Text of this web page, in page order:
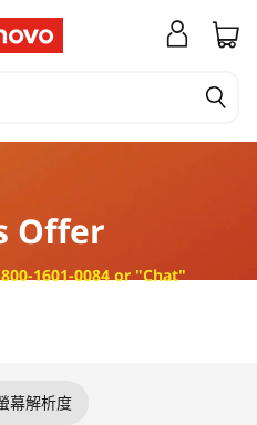
Offer
1601-0084 or "Chat"
幕解析度